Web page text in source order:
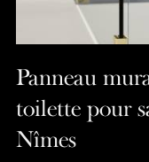
Panneau
toilette pour
Nîmes